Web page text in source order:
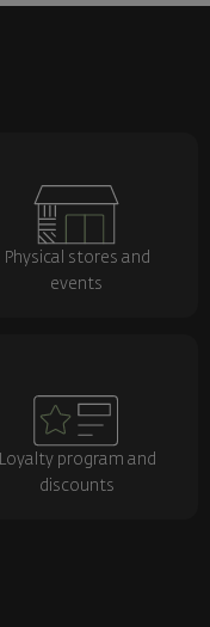
Physical stores and
events
Loyalty program and
discounts